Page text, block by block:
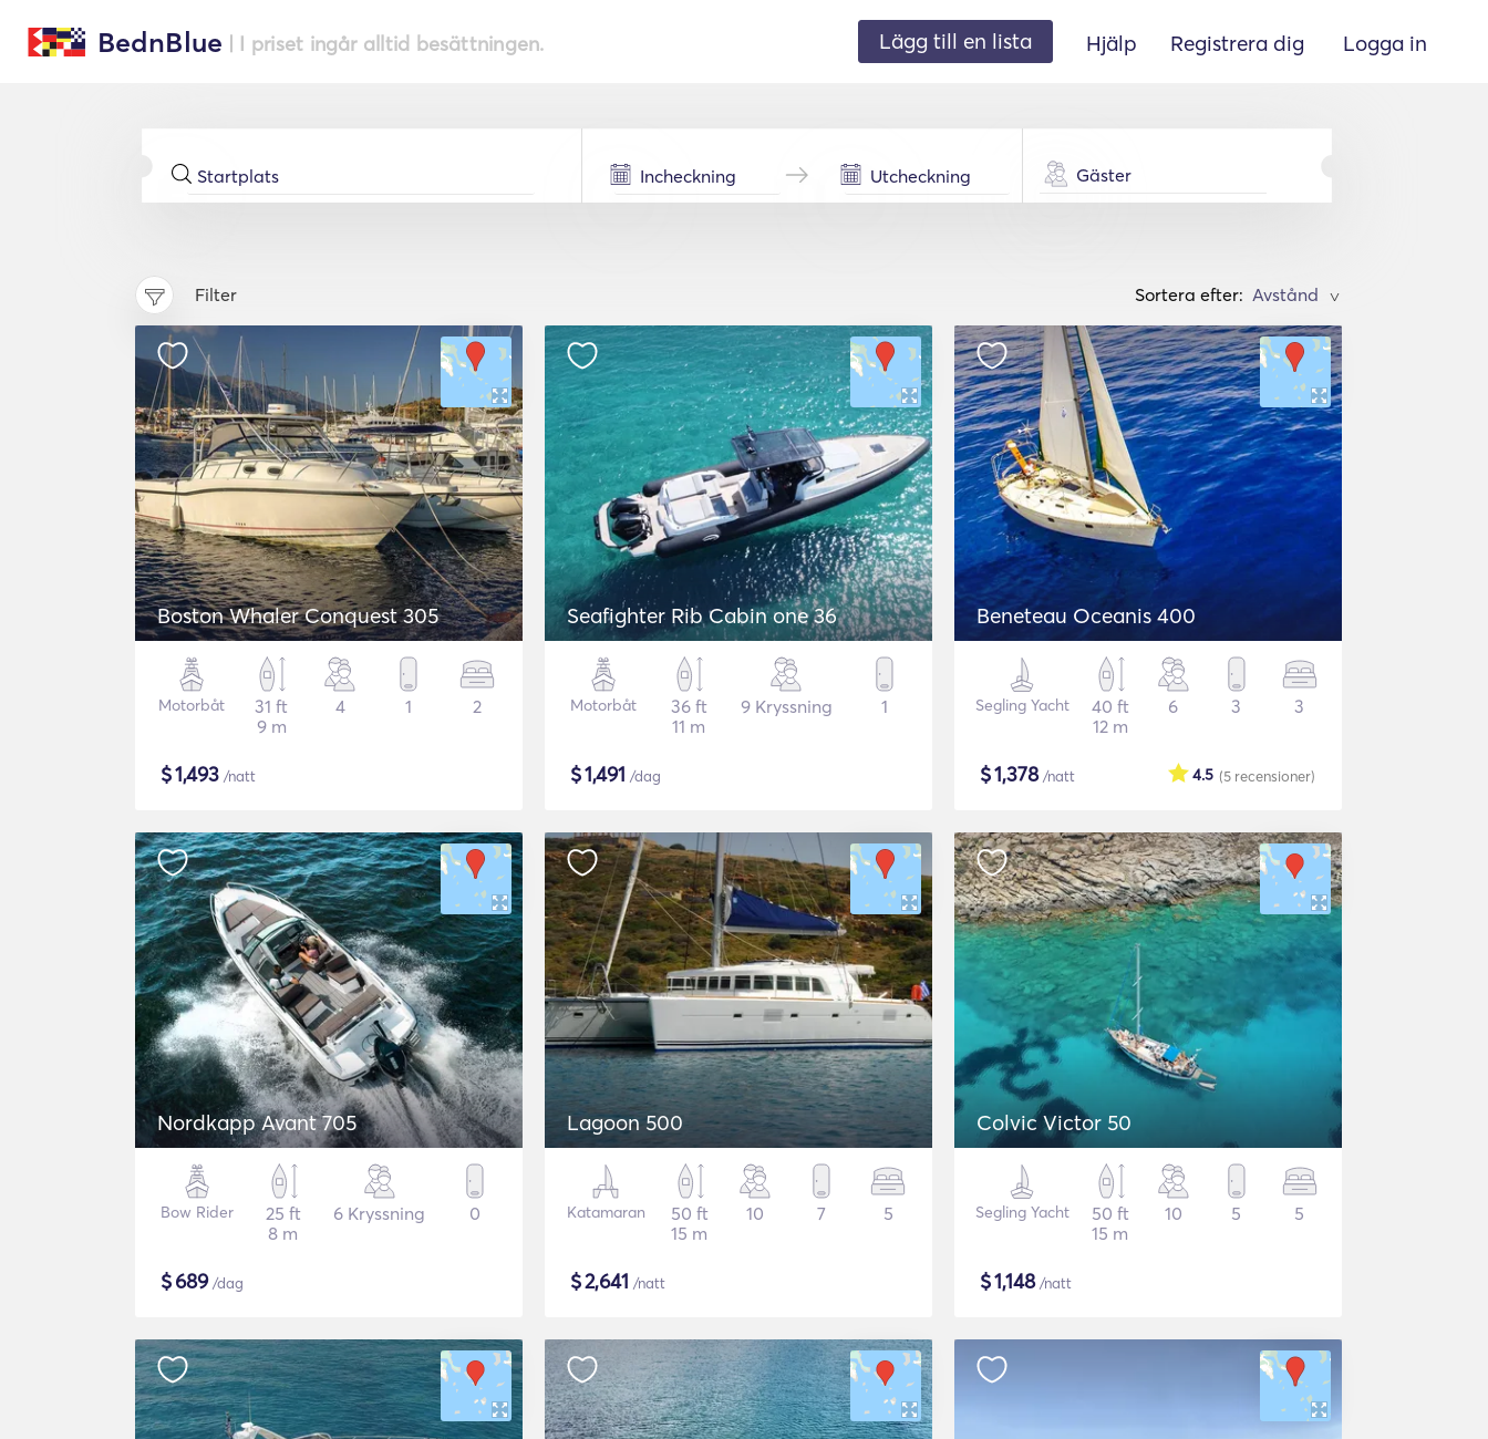
BednBlue | I priset ingår alltid besättningen. Lägg till en lista Hjälp Registrera dig Logga in
Gäster
Filter Sortera efter: >
Boston Whaler Conquest 305
Motorbåt
31 ft
9 m
4 1 2
$1,493 /natt
Seafighter Rib Cabin one 36
Motorbåt
36 ft
11 m
9 Kryssning 1
$1,491 /dag
Beneteau Oceanis 400
Segling Yacht
40 ft
12 m
6 3 3
$1,378/natt (5 recensioner)
4.5
Nordkapp Avant 705
Bow Rider
25 ft
8 m
6 Kryssning 0
$689/dag
Lagoon 500
Katamaran
50 ft
15 m
10 7 5
$2,641 /natt
Colvic Victor 50
Segling Yacht
50 ft
15 m
10 5 5
$1,148/natt